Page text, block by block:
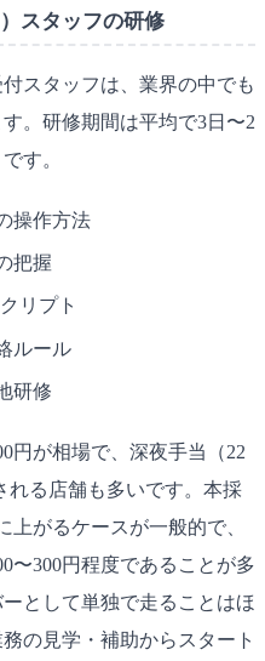
スタッフの研修
スタッフは、業界の中でも
。研修期間は平均で3日〜2
す。
操作方法
把握
リプト
ルール
研修
円が相場で、深夜手当（22
れる店舗も多いです。本採
上がるケースが一般的で、
〜300円程度であることが多
として単独で走ることはほ
の見学・補助からスタート